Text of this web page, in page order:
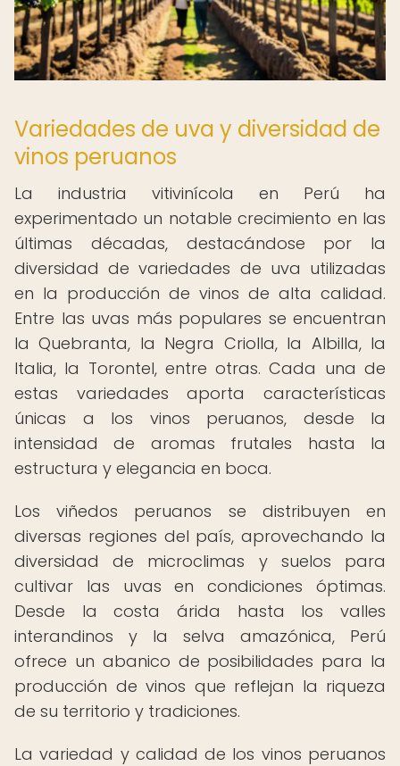
Variedades de uva y diversidad de
vinos peruanos
La industria vitivinícola en Perú ha
experimentado un notable crecimiento en las
últimas décadas, destacándose por la
diversidad de variedades de uva utilizadas
en la producción de vinos de alta calidad.
Entre las uvas más populares se encuentran
la Quebranta, la Negra Criolla, la Albilla, la
Italia, la Torontel, entre otras. Cada una de
estas variedades aporta características
únicas a los vinos peruanos, desde la
intensidad de aromas frutales hasta la
estructura y elegancia en boca.
Los viñedos peruanos se distribuyen en
diversas regiones del país, aprovechando la
diversidad de microclimas y suelos para
cultivar las uvas en condiciones óptimas.
Desde la costa árida hasta los valles
interandinos y la selva amazónica, Perú
ofrece un abanico de posibilidades para la
producción de vinos que reflejan la riqueza
de su territorio y tradiciones.
La variedad y calidad de los vinos peruanos